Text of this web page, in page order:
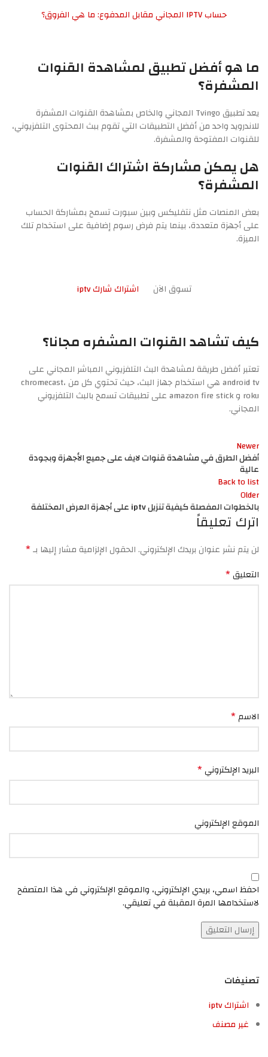
حساب IPTV المجاني مقابل المدفوع: ما هي الفروق؟
ما هو أفضل تطبيق لمشاهدة القنوات
المشفرة؟
يعد تطبيق Tvingo المجاني والخاص بمشاهدة القنوات المشفرة
للاندرويد واحد من أفضل التطبيقات التي تقوم ببث المحتوى التلفزيوني،
للقنوات المفتوحة والمشفرة.
هل يمكن مشاركة اشتراك القنوات
المشفرة؟
بعض المنصات مثل نتفليكس وبين سبورت تسمح بمشاركة الحساب
على أجهزة متعددة، بينما يتم فرض رسوم إضافية على استخدام تلك
الميزة.
تسوق الآن اشتراك شارك iptv
كيف تشاهد القنوات المشفره مجانا؟
تعتبر أفضل طريقة لمشاهدة البث التلفزيوني المباشر المجاني على
android tv هي استخدام جهاز البث، حيث تحتوي كل من chromecast،
roku و amazon fire stick على تطبيقات تسمح بالبث التلفزيوني
المجاني.
Newer
أفضل الطرق في مشاهدة قنوات لايف على جميع الأجهزة وبجودة
عالية
Back to list
Older
بالخطوات المفصلة كيفية تنزيل iptv على أجهزة العرض المختلفة
اترك تعليقاً
لن يتم نشر عنوان بريدك الإلكتروني.الحقول الإلزامية مشار إليها بـ*
التعليق*
الاسم*
البريد الإلكتروني*
الموقع الإلكتروني
احفظ اسمي، بريدي الإلكتروني، والموقع الإلكتروني في هذا المتصفح
لاستخدامها المرة المقبلة في تعليقي.
تصنيفات
اشتراك iptv
غير مصنف